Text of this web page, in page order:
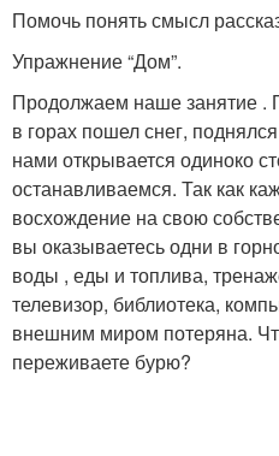
Помочь понять смысл
Упражнение “Дом”.
Продолжаем наше занятие .
в горах пошел снег,
нами открывается одиноко
останавливаемся. Так как
восхождение на свою
вы оказываетесь одни в
воды , еды и топлива,
телевизор, библиотека,
внешним миром потеряна.
переживаете бурю?